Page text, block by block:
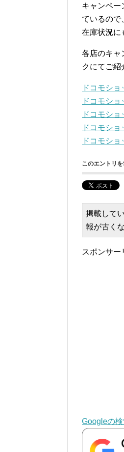
キャンペー
ているので
在庫状況
各店のキャ
クにてご紹
ドコモシ
ドコモシ
ドコモシ
ドコモシ
ドコモシ
このエントリ
掲載して
報が古く
スポンサー
Googleの